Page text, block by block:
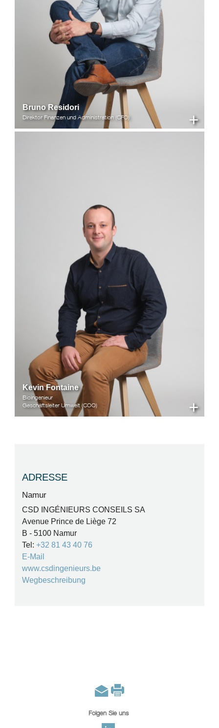
+
Bruno Residori
Direktor Finanzen und Administration (CFO)
+
Kevin Fontaine
Bioingenieur
Geschäftsleiter Umwelt (COO)
ADRESSE
Namur
CSD INGÉNIEURS CONSEILS SA
Avenue Prince de Liège 72
B - 5100 Namur
Tel: +32 81 43 40 76
E-Mail
www.csdingenieurs.be
Wegbeschreibung
Folgen Sie uns